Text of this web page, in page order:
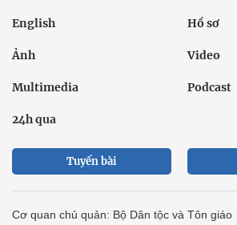
English Hồ sơ
Ảnh Video
Multimedia Podcast
24h qua
Tuyến bài
Cơ quan chủ quản: Bộ Dân tộc và Tôn giáo